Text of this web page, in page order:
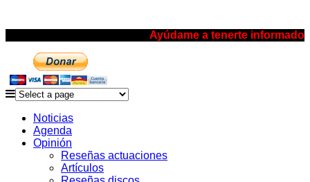
Ayúdame a tenerte informado
Noticias
Agenda
Opinión
Reseñas actuaciones
Artículos